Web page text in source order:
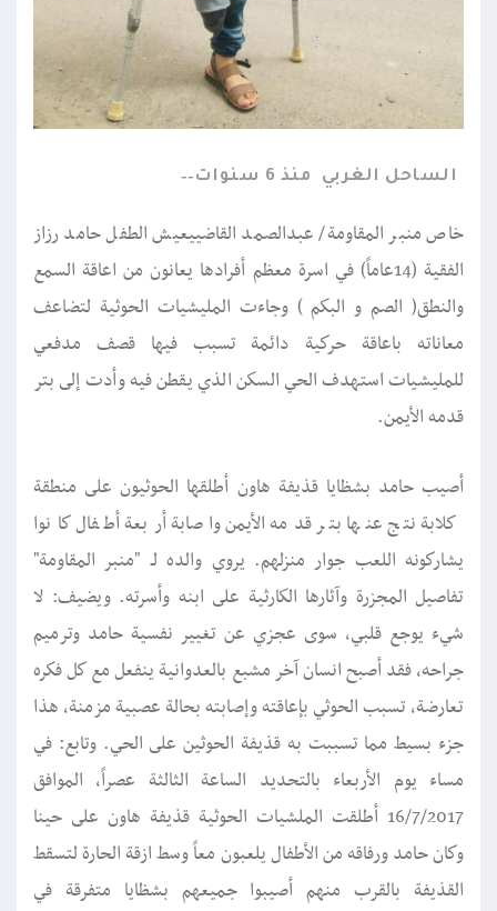
الساحل الغربي منذ 6 سنوات
خاص منبر المقاومة/ عبدالصمد القاضييعيش الطفل حامد رزاز
الفقية (14عاماً) في اسرة معظم أفرادها يعانون من اعاقة السمع
والنطق( الصم و البكم ) وجاءت المليشيات الحوثية لتضاعف
معاناته باعاقة حركية دائمة تسبب فيها قصف مدفعي
للمليشيات استهدف الحي السكن الذي يقطن فيه وأدت إلى بتر
قدمه الأيمن.
أصيب حامد بشظايا قذيفة هاون أطلقها الحوثيون على منطقة
كلابة نتج عنها بتر قدمه الأيمن واصابة أربعة أطفال كانوا
يشاركونه اللعب جوار منزلهم. يروي والده لـ "منبر المقاومة"
تفاصيل المجزرة وآثارها الكارثية على ابنه وأسرته. ويضيف: لا
شيء يوجع قلبي، سوى عجزي عن تغيير نفسية حامد وترميم
جراحه، فقد أصبح انسان آخر مشبع بالعدوانية ينفعل مع كل فكره
تعارضة، تسبب الحوثي بإعاقته وإصابته بحالة عصبية مزمنة، هذا
جزء بسيط مما تسببت به قذيفة الحوثين على الحي. وتابع: في
مساء يوم الأربعاء بالتحديد الساعة الثالثة عصراً، الموافق
16/7/2017 أطلقت الملشيات الحوثية قذيفة هاون على حينا
وكان حامد ورفاقه من الأطفال يلعبون معاً وسط ازقة الحارة لتسقط
القذيفة بالقرب منهم أصيبوا جميعهم بشظايا متفرقة في